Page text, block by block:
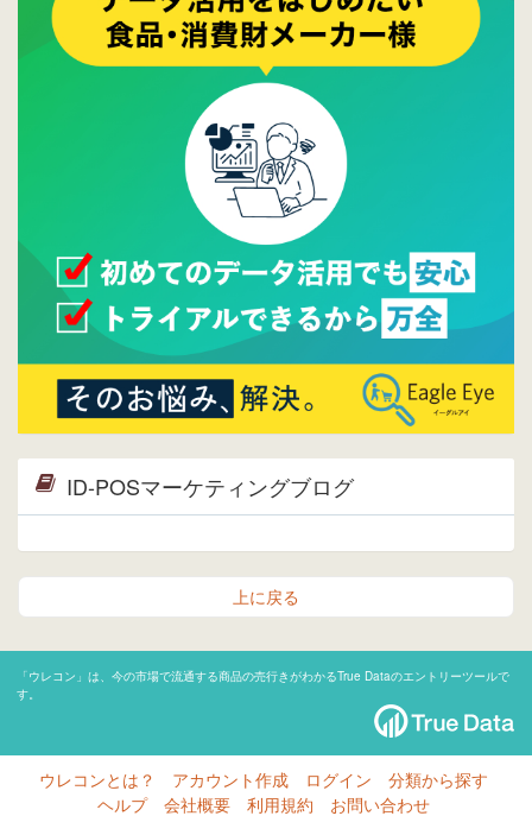
2015/10/19
ウレコンのサイト機能を大幅バージョンアッ
プ。詳細はこちら。⇒告知ページへ
2015/09/28
ウレコンが機能拡充し、サイトリニューアル
しました。⇒
ウレコンFacebook
Facebookページを開設しました。詳細は
ら。
ウレコンサイトリリースしました。
ID-POSマーケティングブログ
上に戻る
「ウレコン」は、今の市場で流通する商品の売行きがわかるTrue Dataのエントリーツールで
す。
ウレコンとは？ アカウント作成 ログイン
分類から探す
ヘルプ
会社概要 利用規約 お問い合わせ